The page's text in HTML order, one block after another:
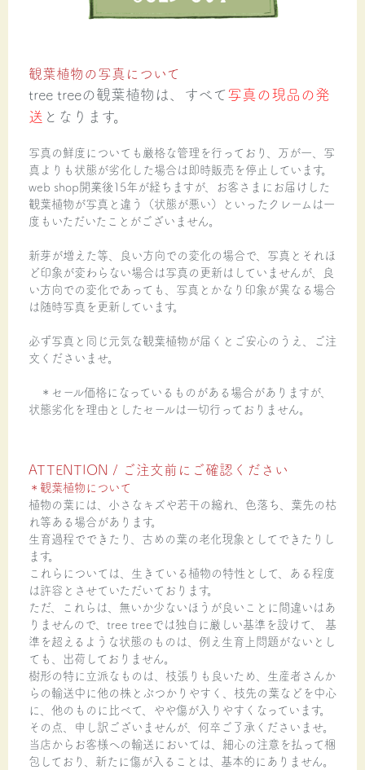
観葉植物の写真について
tree treeの観葉植物は、すべて写真の現品の発
送 となります。
写真の鮮度についても厳格な管理を行っており、万が一、写
真よりも状態が劣化した場合は即時販売を停止しています。
web shop開業後15年が経ちますが、お客さまにお届けした
観葉植物が写真と違う（状態が悪い）といったクレームは一
度もいただいたことがございません。
新芽が増えた等、良い方向での変化の場合で、写真とそれほ
ど印象が変わらない場合は写真の更新はしていませんが、良
い方向での変化であっても、写真とかなり印象が異なる場合
は随時写真を更新しています。
必ず写真と同じ元気な観葉植物が届くとご安心のうえ、ご注
文くださいませ。
＊セール価格になっているものがある場合がありますが、
状態劣化を理由としたセールは一切行っておりません。
ATTENTION / ご注文前にご確認ください
＊観葉植物について
植物の葉には、小さなキズや若干の縮れ、色落ち、葉先の枯
れ等ある場合があります。
生育過程でできたり、古めの葉の老化現象としてできたりし
ます。
これらについては、生きている植物の特性として、ある程度
は許容とさせていただいております。
ただ、これらは、無いか少ないほうが良いことに間違いはあ
りませんので、tree treeでは独自に厳しい基準を設けて、 基
準を超えるような状態のものは、例え生育上問題がないとし
ても、出荷しておりません。
樹形の特に立派なものは、枝張りも良いため、生産者さんか
らの輸送中に他の株とぶつかりやすく、枝先の葉などを中心
に、他のものに比べて、やや傷が入りやすくなっています。
その点、申し訳ございませんが、何卒ご了承くださいませ。
当店からお客様への輸送においては、細心の注意を払って梱
包しており、新たに傷が入ることは、基本的にありません。